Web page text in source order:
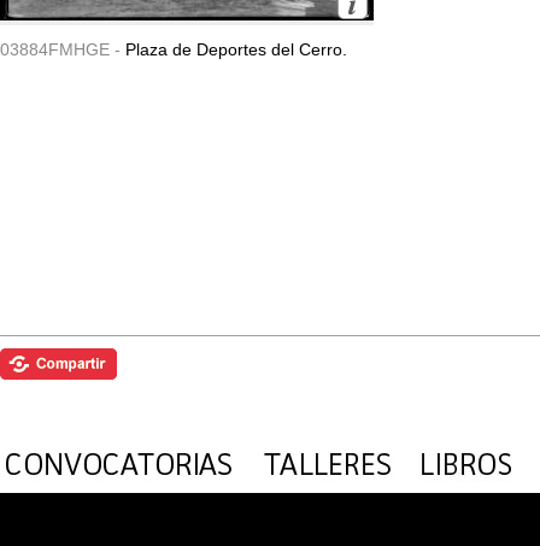
03884FMHGE - Plaza de Deportes del Cerro.